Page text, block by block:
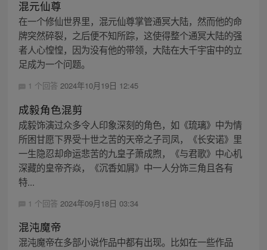
混元仙尊
在一个修仙世界里，混元仙尊掌管通冥大陆，然而他的命
牌突然碎裂，之后便不知所踪，这使得整个通冥大陆的强
者人心惶惶，因为没有他的带领，大陆在大千宇宙中的立
足成为一个问题。
1 个回答 2024年10月19日 12:45
成毅角色混剪
成毅饰演过众多令人印象深刻的角色，如《琉璃》中为情
所困甘愿下界受十世之苦的天帝之子司凤，《长安诺》里
一生隐忍却命运悲苦的九皇子萧成煦，《与君歌》中心机
深藏的皇帝齐焱，《沉香如屑》中一人分饰三角且各有
特...
1 个回答 2024年09月18日 03:34
混沌魔帝
混沌魔帝在多部小说作品中都有出现。比如在一些作品